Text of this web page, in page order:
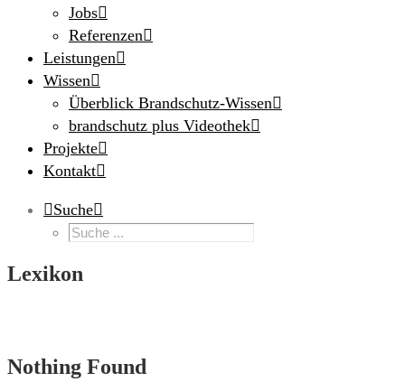
Jobs
Referenzen
Leistungen
Wissen
Überblick Brandschutz-Wissen
brandschutz plus Videothek
Projekte
Kontakt
Suche
Lexikon
Nothing Found